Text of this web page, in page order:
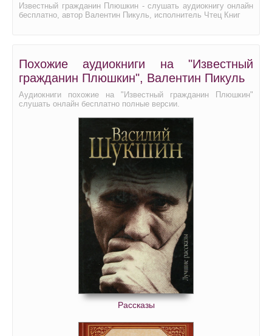
Известный гражданин Плюшкин - слушать аудиокнигу онлайн
бесплатно, автор Валентин Пикуль, исполнитель Чтец Книг
Похожие аудиокниги на "Известный
гражданин Плюшкин", Валентин Пикуль
Аудиокниги похожие на "Известный гражданин Плюшкин"
слушать онлайн бесплатно полные версии.
Рассказы